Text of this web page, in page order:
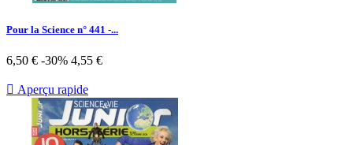
Pour la Science n° 441 -...
Prix
base
6,50 € -30% Prix
4,55 €
 Aperçu rapide